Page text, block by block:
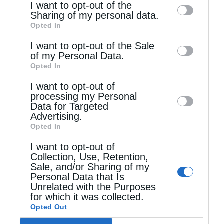
information by third parties on the IAB’s list
of downstream participants. This
information may also be disclosed by us to
third parties on theIAB’s List of
Downstream Participants
disclose it to other third parties.
I want to opt-out of the
Sharing of my personal data.
Opted In
I want to opt-out of the Sale
of my Personal Data.
Opted In
I want to opt-out of
processing my Personal
Data for Targeted
Advertising.
Opted In
I want to opt-out of
Collection, Use, Retention,
Sale, and/or Sharing of my
Personal Data that Is
Unrelated with the Purposes
for which it was collected.
Opted Out
Πανηγυρίζει το Ιερό Ναΐδριο Μεταμορφώσεως του
Σωτήρος Ατραπού...